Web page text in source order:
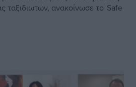
ταξιδιωτών, ανακοίνωσε το Safe